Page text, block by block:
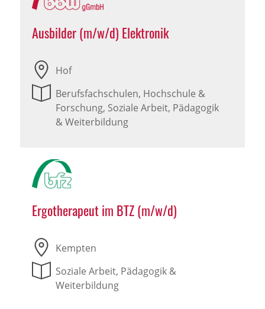
Ausbilder (m/w/d) Elektronik
Hof
Berufsfachschulen, Hochschule &
Forschung, Soziale Arbeit, Pädagogik
& Weiterbildung
Ergotherapeut im BTZ (m/w/d)
Kempten
Soziale Arbeit, Pädagogik &
Weiterbildung